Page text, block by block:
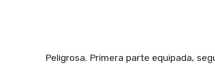
Peligrosa. Primera parte equipada,